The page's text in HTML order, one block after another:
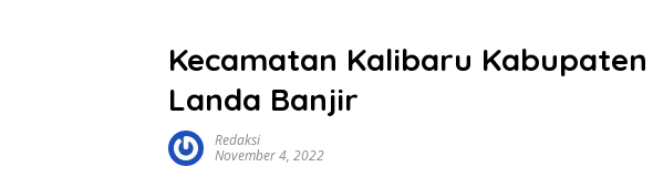
Kecamatan Kalibaru
Landa Banjir
Redaksi
November 4, 2022